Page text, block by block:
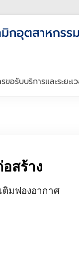
อรับบริการและระยะ
สร้าง
ติมฟองอากาศ